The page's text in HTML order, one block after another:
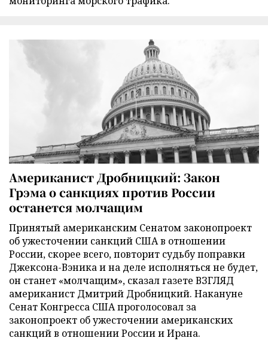
Американист Дробницкий: Закон
Грэма о санкциях против России
останется молчащим
Принятый американским Сенатом законопроект
об ужесточении санкций США в отношении
России, скорее всего, повторит судьбу поправки
Джексона-Вэника и на деле исполняться не будет,
он станет «молчащим», сказал газете ВЗГЛЯД
американист Дмитрий Дробницкий. Накануне
Сенат Конгресса США проголосовал за
законопроект об ужесточении американских
санкций в отношении России и Ирана.